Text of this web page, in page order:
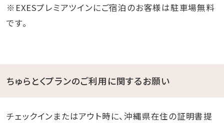
※EXESプレミアツインにご宿泊のお客様は駐車場無料
です。
ちゅらとくプランのご利用に関するお願い
チェックインまたはアウト時に、沖縄県在住の証明書提